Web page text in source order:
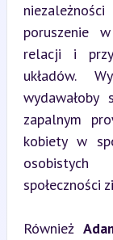
poruszenie
relacji i
układów.
zapalnym
kobiety w
osobistych
społeczności
Również